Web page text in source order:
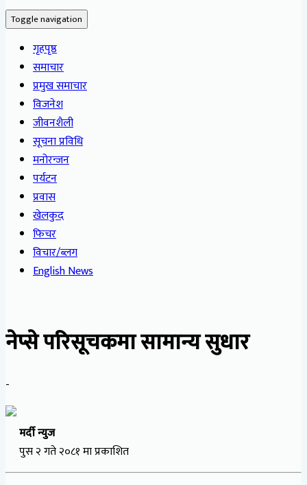
Toggle navigation
गृहपृष्ठ
समाचार
प्रमुख समाचार
विजनेश
जीवनशैली
सूचना प्रविधि
मनोरन्जन
पर्यटन
प्रवास
खेलकुद
फिचर
विचार/ब्लग
English News
नेप्से परिसूचकमा सामान्य सुधार
-
मर्दी न्युज
पुस २ गते २०८१ मा प्रकाशित